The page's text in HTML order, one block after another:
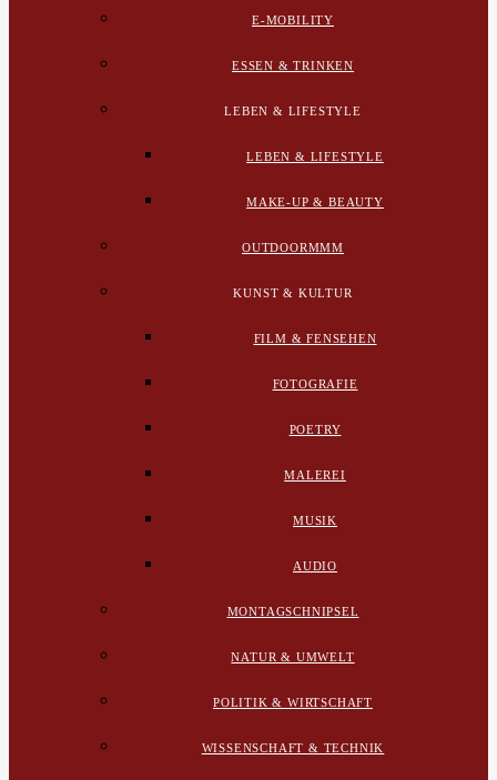
E-MOBILITY
ESSEN & TRINKEN
LEBEN & LIFESTYLE
LEBEN & LIFESTYLE
MAKE-UP & BEAUTY
OUTDOORMMM
KUNST & KULTUR
FILM & FENSEHEN
FOTOGRAFIE
POETRY
MALEREI
MUSIK
AUDIO
MONTAGSCHNIPSEL
NATUR & UMWELT
POLITIK & WIRTSCHAFT
WISSENSCHAFT & TECHNIK